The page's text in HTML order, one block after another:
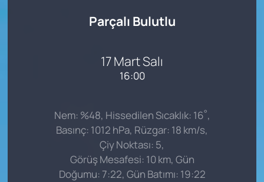
Parçalı Bulutlu
17 Mart Salı
16:00
Nem: %48, Hissedilen Sıcaklık: 16°,
Basınç: 1012 hPa, Rüzgar: 18 km/s,
Çiy Noktası: 5,
Görüş Mesafesi: 10 km, Gün
Doğumu: 7:22, Gün Batımı: 19:22